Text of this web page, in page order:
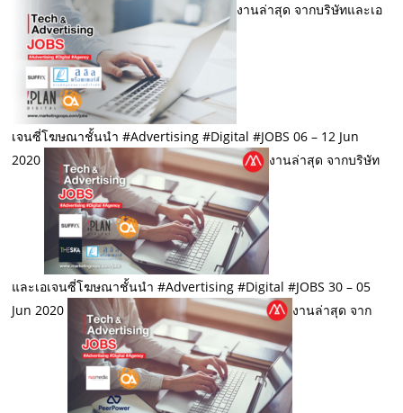
งานล่าสุด จากบริษัทและเอ
เจนซี่โฆษณาชั้นนำ #Advertising #Digital #JOBS 06 – 12 Jun
2020
งานล่าสุด จากบริษัท
และเอเจนซี่โฆษณาชั้นนำ #Advertising #Digital #JOBS 30 – 05
Jun 2020
งานล่าสุด จาก